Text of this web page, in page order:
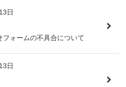
日
フォームの不具合について
日